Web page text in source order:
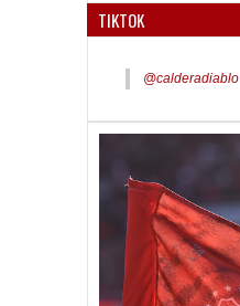
TIKTOK
@calderadiablo